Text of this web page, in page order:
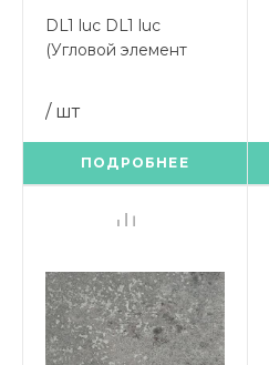
DL1 luc DL1 luc
(Угловой элемент
/ шт
ПОДРОБНЕЕ